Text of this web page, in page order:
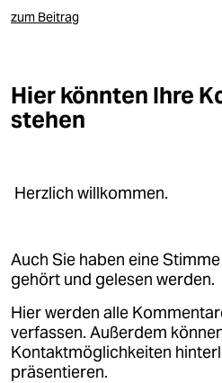
zum Beitrag
Hier könnten Ihre
stehen
Herzlich willkommen.
Auch Sie haben eine
gehört und gelesen werden.
Hier werden alle
verfassen. Außerdem
Kontaktmöglichkeiten
präsentieren.